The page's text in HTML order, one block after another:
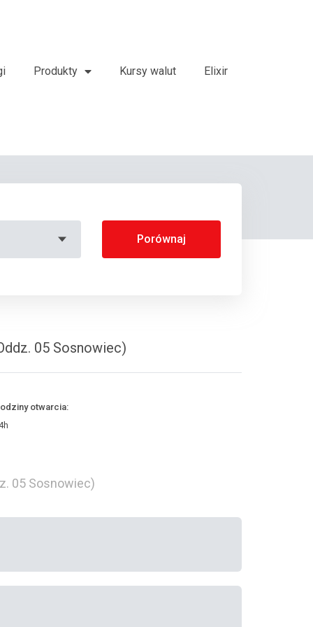
Produkty Kursy walut Elixir
Porównaj
05 Sosnowiec)
otwarcia:
05 Sosnowiec)